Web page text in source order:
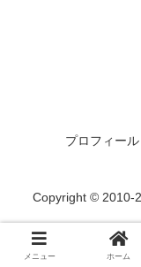
プロフィール
Copyright © 2010-
メニュー ホーム